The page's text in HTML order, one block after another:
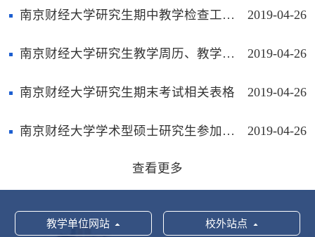
2019-04-26
南京财经大学研究生期中教学检查工作相关表格
2019-04-26
南京财经大学研究生教学周历、教学大纲模板下载
2019-04-26
南京财经大学研究生期末考试相关表格
2019-04-26
南京财经大学学术型硕士研究生参加学术报告登记本
查看更多
教学单位网站 校外站点